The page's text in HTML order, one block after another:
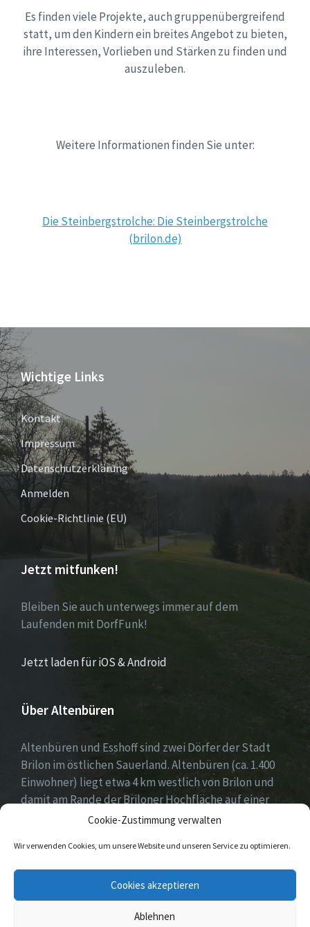
Cookie-Zustimmung verwalten
Wir verwenden Cookies, um unsere Website und unseren Service zu optimieren.
Cookies akzeptieren
Ablehnen
Es finden viele Projekte, auch gruppenübergreifend
statt, um den Kindern ein breites Angebot zu bieten,
ihre Interessen, Vorlieben und Stärken zu finden und
auszuleben.
Weitere Informationen finden Sie unter:
Die Steinbergstrolche: Die Steinbergstrolche
(brilon.de)
Wichtige Links
Kontakt
Impressum
Datenschutzerklärung
Anmelden
Cookie-Richtlinie (EU)
Jetzt mitfunken!
Bleiben Sie auch unterwegs immer auf dem
Laufenden mit DorfFunk!
Jetzt laden für iOS & Android
Über Altenbüren
Altenbüren und Esshoff sind zwei Dörfer der Stadt
Brilon im östlichen Sauerland. Altenbüren (ca. 1.400
Einwohner) liegt etwa 4 km westlich von Brilon und
damit am Rande der Briloner Hochfläche auf einer
Höhe von etwa 464 m ü. NN. Esshoff (ca. 80 Einwohner)
Stadt Brilon und liegt 3 km nordwestlich von
Altenbüren. Beide Dörfer zeichnen sich durch ein sehr
reges Vereinsleben aus.